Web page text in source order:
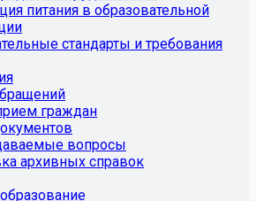
питания в образовательной
стандарты и требования
граждан
вопросы
архивных справок